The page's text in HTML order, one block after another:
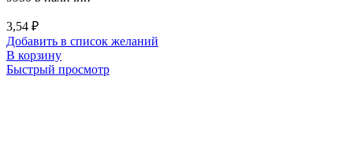
3,54 ₽
Добавить в список желаний
В корзину
Быстрый просмотр